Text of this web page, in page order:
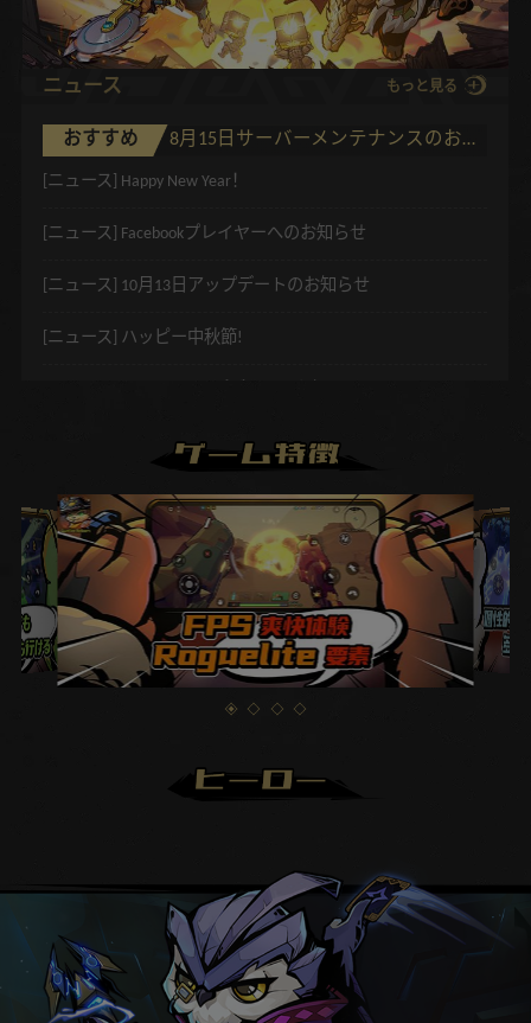
ニュース もっと見る
おすすめ 8月15日サーバーメンテナンスのお知らせ
[ニュース] Happy New Year！
[ニュース] Facebookプレイヤーへのお知らせ
[ニュース] 10月13日アップデートのお知らせ
[ニュース] ハッピー中秋節!